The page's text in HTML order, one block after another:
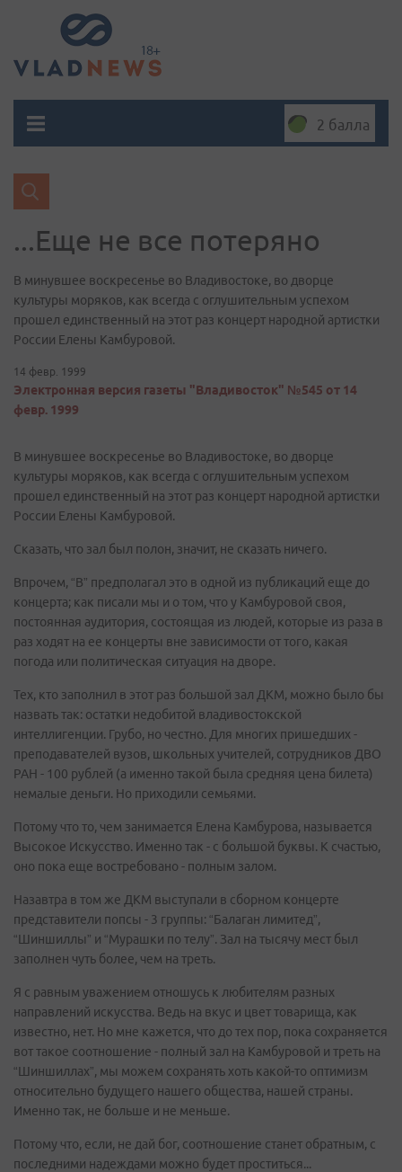
2 балла
...Еще не все потеряно
В минувшее воскресенье во Владивостоке, во дворце
культуры моряков, как всегда с оглушительным успехом
прошел единственный на этот раз концерт народной артистки
России Елены Камбуровой.
14 февр. 1999
Электронная версия газеты "Владивосток" №545 от 14
февр. 1999
В минувшее воскресенье во Владивостоке, во дворце
культуры моряков, как всегда с оглушительным успехом
прошел единственный на этот раз концерт народной артистки
России Елены Камбуровой.
Сказать, что зал был полон, значит, не сказать ничего.
Впрочем, “В” предполагал это в одной из публикаций еще до
концерта; как писали мы и о том, что у Камбуровой своя,
постоянная аудитория, состоящая из людей, которые из раза в
раз ходят на ее концерты вне зависимости от того, какая
погода или политическая ситуация на дворе.
Тех, кто заполнил в этот раз большой зал ДКМ, можно было бы
назвать так: остатки недобитой владивостокской
интеллигенции. Грубо, но честно. Для многих пришедших -
преподавателей вузов, школьных учителей, сотрудников ДВО
РАН - 100 рублей (а именно такой была средняя цена билета)
немалые деньги. Но приходили семьями.
Потому что то, чем занимается Елена Камбурова, называется
Высокое Искусство. Именно так - с большой буквы. К счастью,
оно пока еще востребовано - полным залом.
Назавтра в том же ДКМ выступали в сборном концерте
представители попсы - 3 группы: “Балаган лимитед”,
“Шиншиллы” и “Мурашки по телу”. Зал на тысячу мест был
заполнен чуть более, чем на треть.
Я с равным уважением отношусь к любителям разных
направлений искусства. Ведь на вкус и цвет товарища, как
известно, нет. Но мне кажется, что до тех пор, пока сохраняется
вот такое соотношение - полный зал на Камбуровой и треть на
“Шиншиллах”, мы можем сохранять хоть какой-то оптимизм
относительно будущего нашего общества, нашей страны.
Именно так, не больше и не меньше.
Потому что, если, не дай бог, соотношение станет обратным, с
последними надеждами можно будет проститься...